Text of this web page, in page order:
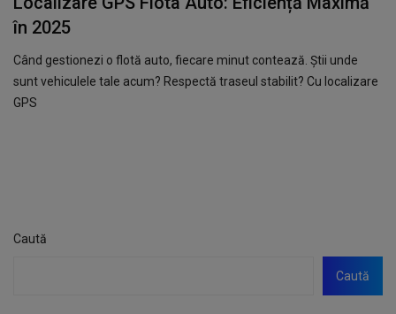
în 2025
Când gestionezi o flotă auto, fiecare minut contează. Știi unde
sunt vehiculele tale acum? Respectă traseul stabilit? Cu localizare
GPS
Caută
Caută